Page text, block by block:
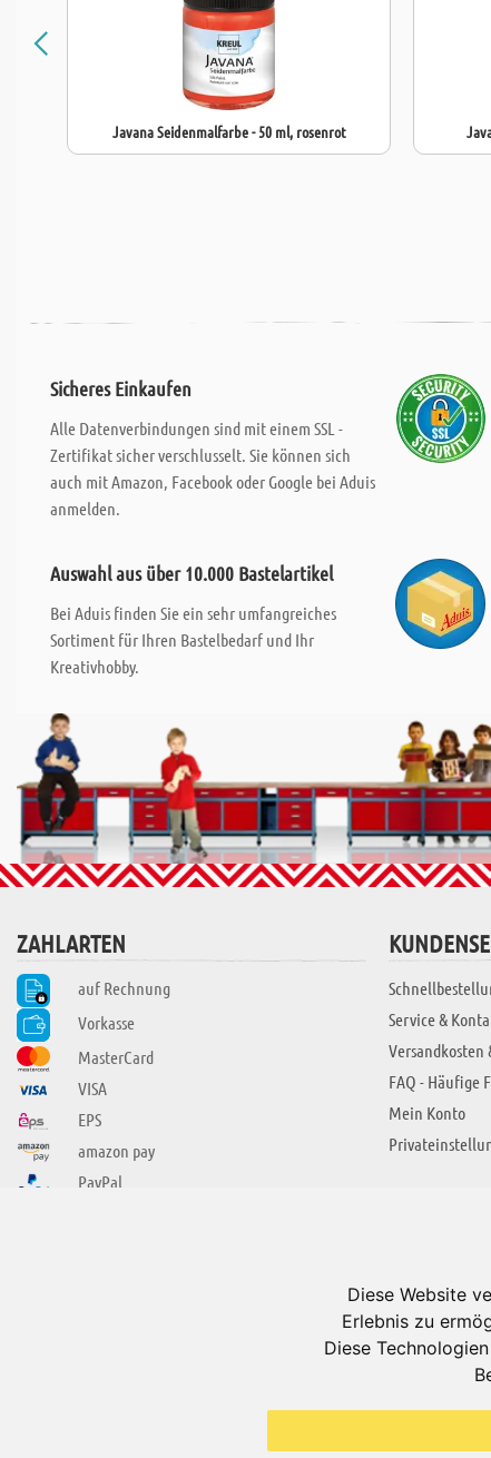
Diese Website
Erlebnis zu
Diese
Javana Seidenmalfarbe - 50 ml, rosenrot
Sicheres Einkaufen
Alle Datenverbindungen sind mit einem SSL -
Zertifikat sicher verschlusselt. Sie können sich
auch mit Amazon, Facebook oder Google bei Aduis
anmelden.
Auswahl aus über 10.000 Bastelartikel
Bei Aduis finden Sie ein sehr umfangreiches
Sortiment für Ihren Bastelbedarf und Ihr
Kreativhobby.
ZAHLARTEN
auf Rechnung
Vorkasse
MasterCard
VISA
EPS
amazon pay
PayPal
Service &
Versandkosten
FAQ - Häufige
Mein Konto
Jobs
Impressum